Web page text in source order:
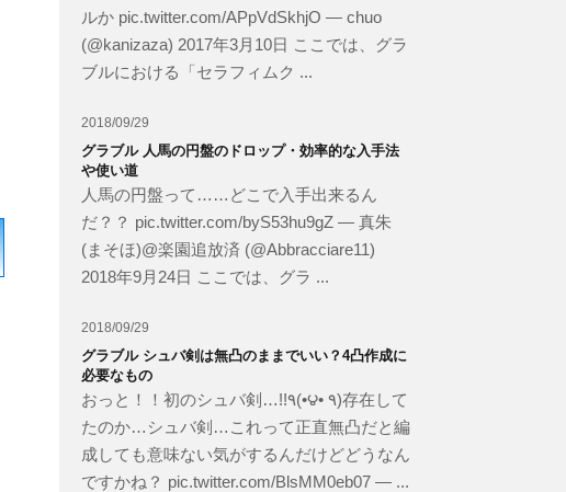
ルか pic.twitter.com/APpVdSkhjO — chuo
(@kanizaza) 2017年3月10日 ここでは、グラ
ブルにおける「セラフィムク ...
2018/09/29
グラブル 人馬の円盤のドロップ・効率的な入手法
や使い道
人馬の円盤って……どこで入手出来るん
だ？？ pic.twitter.com/byS53hu9gZ — 真朱
(まそほ)@楽園追放済 (@Abbracciare11)
2018年9月24日 ここでは、グラ ...
2018/09/29
グラブル シュバ剣は無凸のままでいい？4凸作成に
必要なもの
おっと！！初のシュバ剣…!!٩(•౪• ٩)存在して
たのか…シュバ剣…これって正直無凸だと編
成しても意味ない気がするんだけどどうなん
ですかね？ pic.twitter.com/BlsMM0eb07 — ...